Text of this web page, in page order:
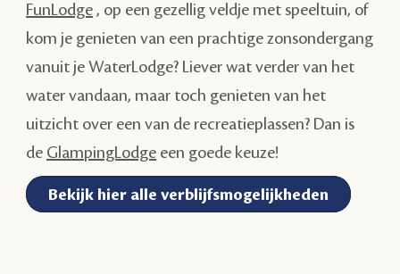
FunLodge , op een gezellig veldje met speeltuin, of
kom je genieten van een prachtige zonsondergang
vanuit je WaterLodge? Liever wat verder van het
water vandaan, maar toch genieten van het
uitzicht over een van de recreatieplassen? Dan is
de GlampingLodge een goede keuze!
Bekijk hier alle verblijfsmogelijkheden